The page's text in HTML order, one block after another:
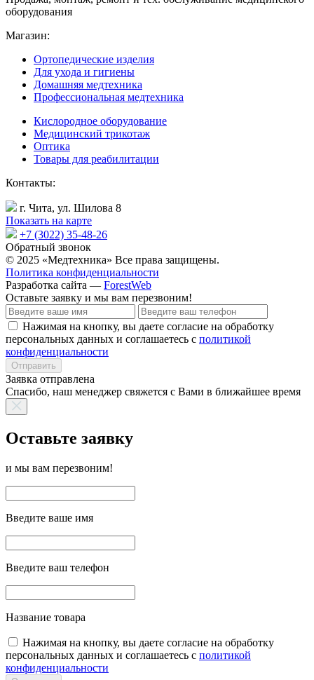
оборудования
Магазин:
Ортопедические изделия
Для ухода и гигиены
Домашняя медтехника
Профессиональная медтехника
Кислородное оборудование
Медицинский трикотаж
Оптика
Товары для реабилитации
Контакты:
г. Чита, ул. Шилова 8
Показать на карте
+7 (3022) 35-48-26
Обратный звонок
© 2025 «Медтехника» Все права защищены.
Политика конфиденциальности
Разработка сайта — ForestWeb
Оставьте заявку и мы вам перезвоним!
Нажимая на кнопку, вы даете согласие на обработку
персональных данных и соглашаетесь с политикой
конфиденциальности
Отправить
Заявка отправлена
Спасибо, наш менеджер свяжется с Вами в ближайшее время
Оставьте заявку
и мы вам перезвоним!
Введите ваше имя
Введите ваш телефон
Название товара
Нажимая на кнопку, вы даете согласие на обработку
персональных данных и соглашаетесь с политикой
конфиденциальности